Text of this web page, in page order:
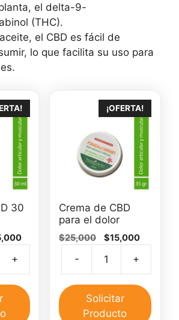
el delta-9-
(THC).
el CBD es fácil de
lo que facilita su uso para
30
El
es:
$35,000.
CBD
30
+
¡OFERTA!
Crema de CBD
para el dolor
$25,000
El
original
era:
$25,000.
$15,000El
es:
$15,000.
-
CBD
para
+
Solicitar
Producto